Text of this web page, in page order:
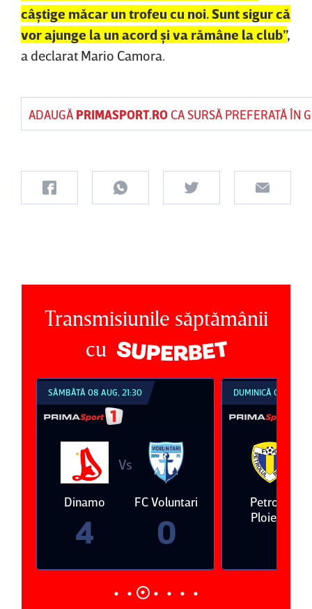
câştige măcar un trofeu cu noi. Sunt sigur că
vor ajunge la un acord şi va rămâne la club”,
a declarat Mario Camora.
ADAUGĂ PRIMASPORT.ROCA SURSĂ PREFERATĂ ÎN
Transmisiunile săptămânii
cu
SÂMBĂTĂ 08 AUG, 21:30
Dinamo
4
Vs
FC Voluntari
0
DUMINICĂ 09 AUG,
Petrolul
Ploieşti